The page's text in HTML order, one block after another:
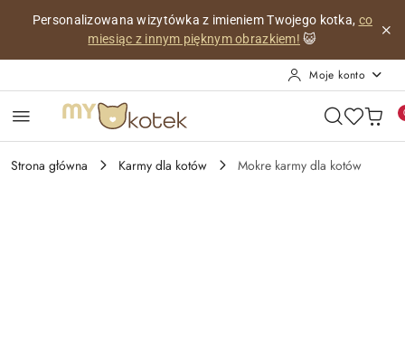
Przejdź do treści głównej
Przejdź do wyszukiwarki
Przejdź do moje konto
Przejdź do menu głównego
Przejdź do opisu produktu
Przejdź do stopki
Personalizowana wizytówka z imieniem Twojego kotka, co
miesiąc z innym pięknym obrazkiem! 😺
Moje konto
Strona główna Karmy dla kotów Mokre karmy dla kotów